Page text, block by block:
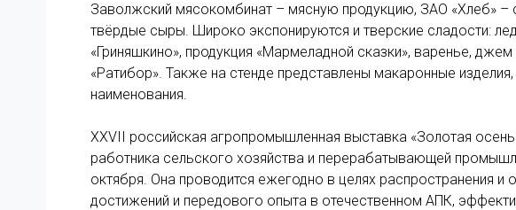
Заволжский мясокомбинат – мясную продукцию, ЗАО «Хлеб» –
твёрдые сыры. Широко экспонируются и тверские сладости:
«Гриняшкино», продукция «Мармеладной сказки», варенье,
«Ратибор». Также на стенде представлены макаронные
наименования.
XXVII российская агропромышленная выставка «Золотая
работника сельского хозяйства и перерабатывающей
октября. Она проводится ежегодно в целях распространения и
достижений и передового опыта в отечественном АПК,